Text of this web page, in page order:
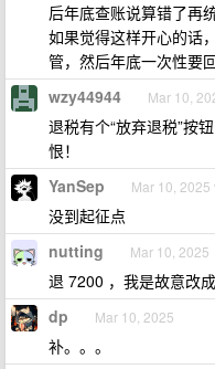
后年底查账说算错了再
如果觉得这样开心的话
管，然后年底一次性要
wzy44944 Mar 10,
退税有个“放弃退税”按
恨！
YanSep Mar 10,
没到起征点
nutting Mar 10, 2025
退 7200 ，我是故意改
dp Mar 10, 2025
补。。。